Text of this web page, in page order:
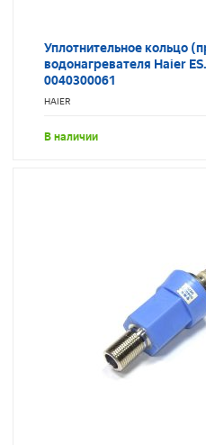
Уплотнительное кольцо
водонагревателя Haier
0040300061
HAIER
В наличии